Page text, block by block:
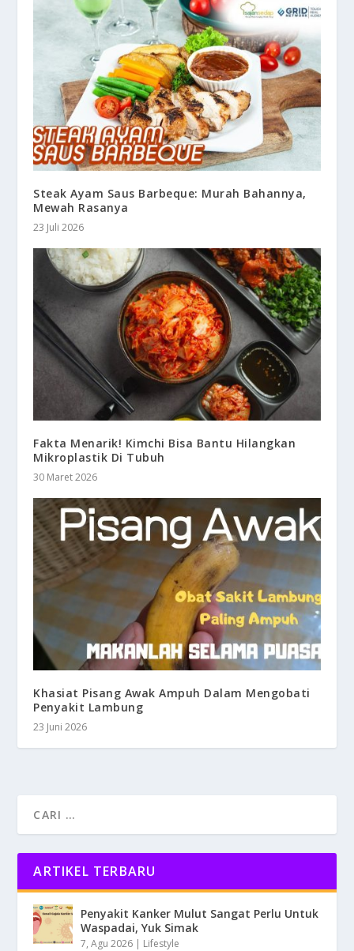
Steak Ayam Saus Barbeque: Murah Bahannya,
Mewah Rasanya
23 Juli 2026
Fakta Menarik! Kimchi Bisa Bantu Hilangkan
Mikroplastik Di Tubuh
30 Maret 2026
Khasiat Pisang Awak Ampuh Dalam Mengobati
Penyakit Lambung
23 Juni 2026
ARTIKEL TERBARU
Penyakit Kanker Mulut Sangat Perlu Untuk
Waspadai, Yuk Simak
7, Agu 2026 | Lifestyle